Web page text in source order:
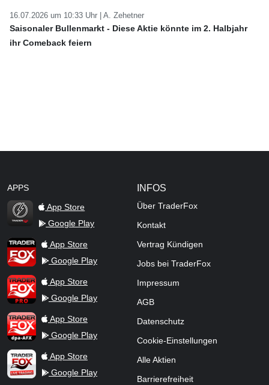
16.07.2026 um 10:33 Uhr | A. Zehetner
Saisonaler Bullenmarkt - Diese Aktie könnte im 2. Halbjahr
ihr Comeback feiern
APPS
TraderFox Flash
App Store
Google Play
TraderFox AppApp Store
Google Play
TraderFox ProApp Store
Google Play
TraderFox dpa-AFX ProFeed
App Store
Google Play
TraderFox Live Trading
App Store
Google Play
INFOS
Über TraderFox
Kontakt
Vertrag Kündigen
Jobs bei TraderFox
Impressum
AGB
Datenschutz
Cookie-Einstellungen
Alle Aktien
Barrierefreiheit